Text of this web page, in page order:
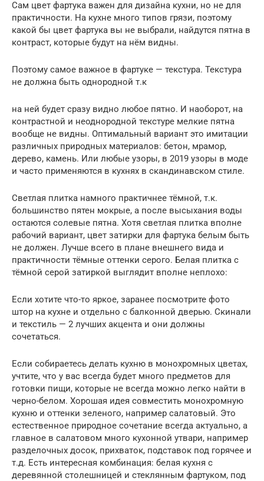
Сам цвет фартука важен для дизайна кухни, но не для
практичности. На кухне много типов грязи, поэтому
какой бы цвет фартука вы не выбрали, найдутся пятна в
контраст, которые будут на нём видны.
Поэтому самое важное в фартуке — текстура. Текстура
не должна быть однородной т.к
на ней будет сразу видно любое пятно. И наоборот, на
контрастной и неоднородной текстуре мелкие пятна
вообще не видны. Оптимальный вариант это имитации
различных природных материалов: бетон, мрамор,
дерево, камень. Или любые узоры, в 2019 узоры в моде
и часто применяются в кухнях в скандинавском стиле.
Светлая плитка намного практичнее тёмной, т.к.
большинство пятен мокрые, а после высыхания воды
остаются солевые пятна. Хотя светлая плитка вполне
рабочий вариант, цвет затирки для фартука белым быть
не должен. Лучше всего в плане внешнего вида и
практичности тёмные оттенки серого. Белая плитка с
тёмной серой затиркой выглядит вполне неплохо:
Если хотите что-то яркое, заранее посмотрите фото
штор на кухне и отдельно с балконной дверью. Скинали
и текстиль — 2 лучших акцента и они должны
сочетаться.
Если собираетесь делать кухню в монохромных цветах,
учтите, что у вас всегда будет много предметов для
готовки пищи, которые не всегда можно легко найти в
черно-белом. Хорошая идея совместить монохромную
кухню и оттенки зеленого, например салатовый. Это
естественное природное сочетание всегда актуально, а
главное в салатовом много кухонной утвари, например
разделочных досок, прихваток, подставок под горячее и
т.д. Есть интересная комбинация: белая кухня с
деревянной столешницей и стеклянным фартуком, под